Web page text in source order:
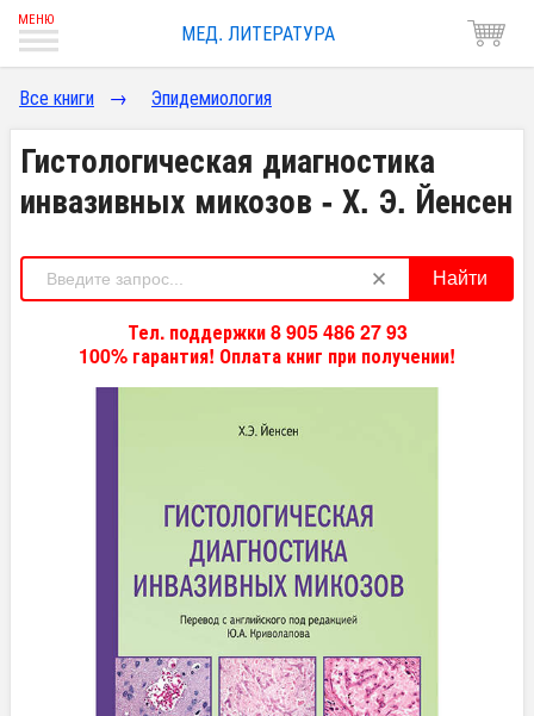
МЕД. ЛИТЕРАТУРА
Все книги → Эпидемиология
Гистологическая диагностика
инвазивных микозов - Х. Э. Йенсен
Найти
Тел. поддержки 8 905 486 27 93
100% гарантия! Оплата книг при получении!